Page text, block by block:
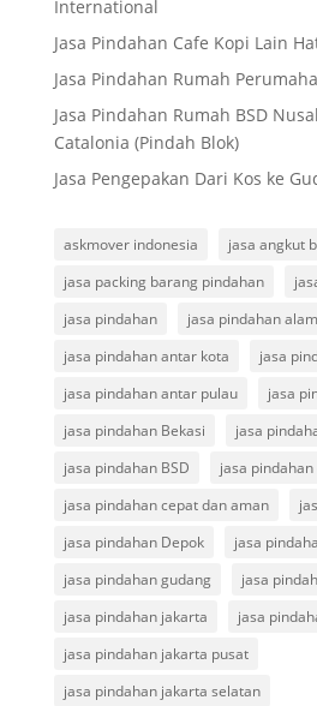
International
Jasa Pindahan Cafe Kopi Lain
Jasa Pindahan Rumah
Jasa Pindahan Rumah BSD
Catalonia (Pindah Blok)
Jasa Pengepakan Dari Kos ke
askmover indonesia
jasa angkut
jasa packing barang pindahan
jasa pindahan
jasa pindahan
jasa pindahan antar kota
jasa
jasa pindahan antar pulau
jasa
jasa pindahan Bekasi
jasa
jasa pindahan BSD
jasa
jasa pindahan cepat dan aman
jasa pindahan Depok
jasa
jasa pindahan gudang
jasa
jasa pindahan jakarta
jasa
jasa pindahan jakarta pusat
jasa pindahan jakarta selatan